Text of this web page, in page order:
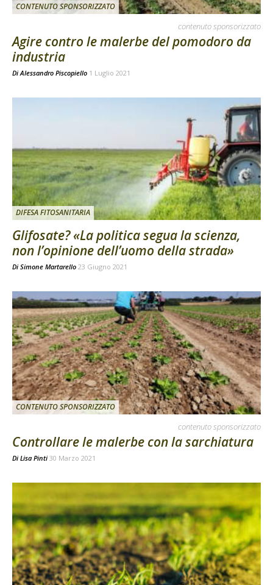
CONTENUTO SPONSORIZZATO
contenuto sponsorizzato
Agire contro le malerbe del pomodoro da
industria
Di Alessandro Piscopiello 1 Luglio 2021
DIFESA FITOSANITARIA
Glifosate? «La politica segua la scienza,
non l’opinione dell’uomo della strada»
Di Simone Martarello 23 Giugno 2021
CONTENUTO SPONSORIZZATO
contenuto sponsorizzato
Controllare le malerbe con la sarchiatura
Di Lisa Pinti 30 Marzo 2021